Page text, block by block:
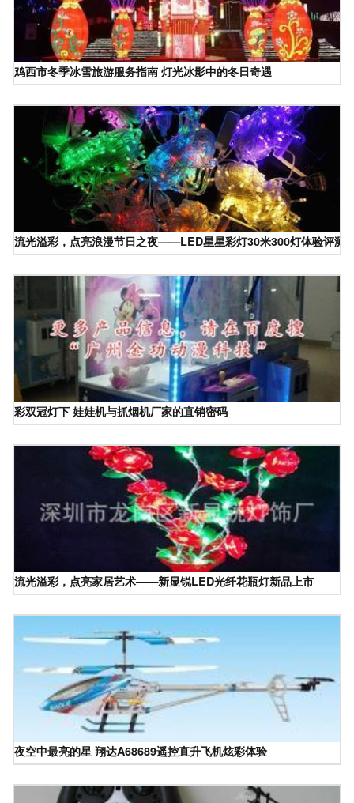
鸡西市冬季冰雪旅游服务指南 灯光冰影中的冬日奇遇
流光溢彩，点亮浪漫节日之夜——LED星星彩灯30米300灯体验评测
彩双冠灯下 娃娃机与抓烟机厂家的直销密码
流光溢彩，点亮家居艺术——新显锐LED光纤花瓶灯新品上市
夜空中最亮的星 翔达A68689遥控直升飞机炫彩体验